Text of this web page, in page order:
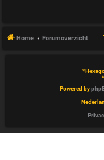
Home Forumoverzicht
*
*
Powered by